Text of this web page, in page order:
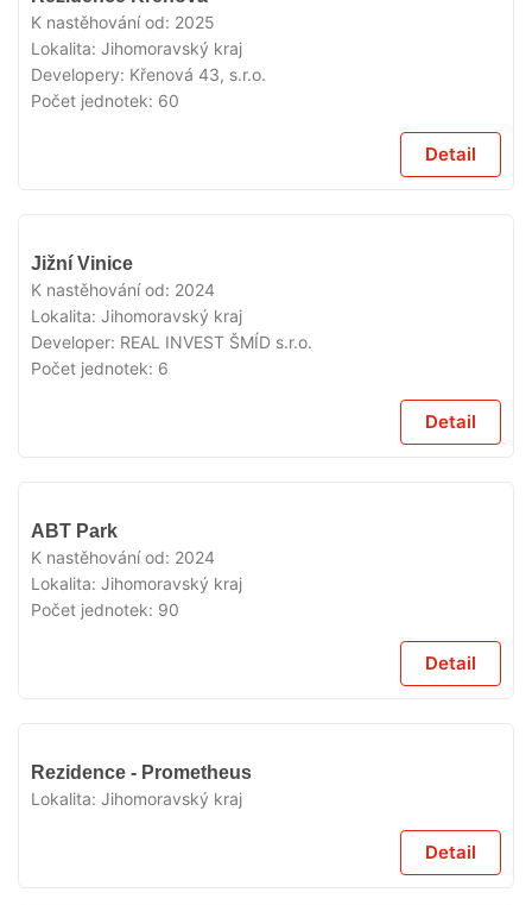
K nastěhování od: 2025
Lokalita: Jihomoravský kraj
Developery: Křenová 43, s.r.o.
Počet jednotek: 60
Detail
Jižní Vinice
K nastěhování od: 2024
Lokalita: Jihomoravský kraj
Developer: REAL INVEST ŠMÍD s.r.o.
Počet jednotek: 6
Detail
ABT Park
K nastěhování od: 2024
Lokalita: Jihomoravský kraj
Počet jednotek: 90
Detail
Rezidence - Prometheus
Lokalita: Jihomoravský kraj
Detail